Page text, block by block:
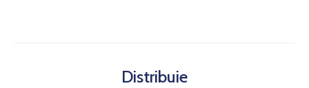
Distribuie